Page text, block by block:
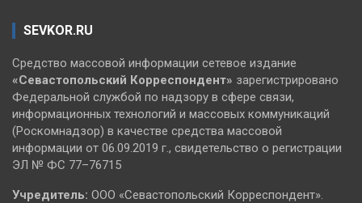
SEVKOR.RU
Средство массовой информации сетевое издание
«Севастопольский Корреспондент» зарегистрировано
Федеральной службой по надзору в сфере связи,
информационных технологий и массовых коммуникаций
(Роскомнадзор) в качестве средства массовой
информации от 06.09.2019 г., свидетельство о регистрации
ЭЛ № ФС 77–76715
Учредитель: ООО «Севастопольский Корреспондент».